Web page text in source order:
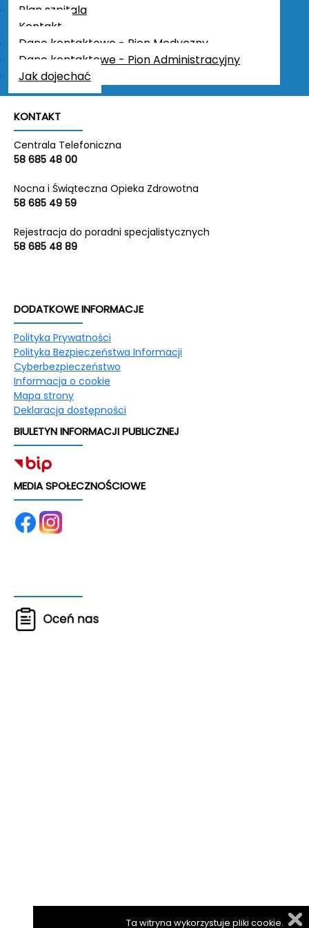
Plan szpitala
Kontakt
Dane kontaktowe - Pion Medyczny
Dane kontaktowe - Pion Administracyjny
Jak dojechać
NIP: 5891941823
220638287
Kapitał zakładowy:50 615 000 zł
KONTAKT
Centrala Telefoniczna
58 685 48 00
Nocna i Świąteczna Opieka Zdrowotna
58 685 49 59
Rejestracja do poradni specjalistycznych
58 685 48 89
DODATKOWE INFORMACJE
Polityka Prywatności
Polityka Bezpieczeństwa Informacji
Cyberbezpieczeństwo
Informacja o cookie
Mapa strony
Deklaracja dostępności
BIULETYN INFORMACJI PUBLICZNEJ
MEDIA SPOŁECZNOŚCIOWE
Ta witryna wykorzystuje pliki cookie.